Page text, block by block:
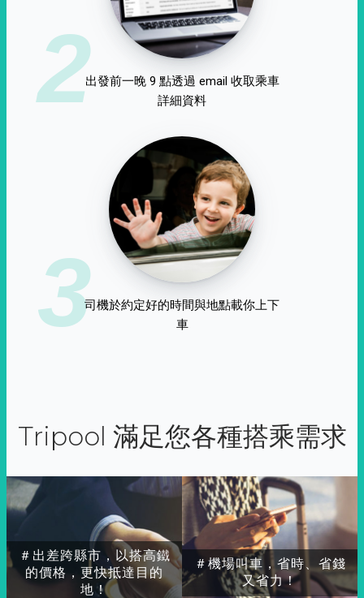
2出發前一晚 9 點透過 email 收取乘車
詳細資料
3司機於約定好的時間與地點載你上下
車
Tripool 滿足您各種搭乘需求
＃出差跨縣市，以搭高鐵
的價格，更快抵達目的
地！
＃機場叫車，省時、省錢
又省力！